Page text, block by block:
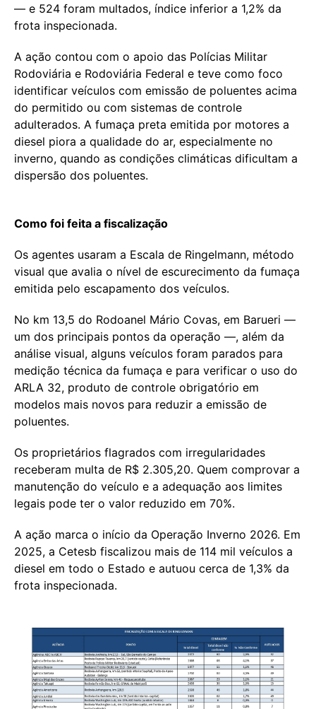
— e 524 foram multados, índice inferior a 1,2% da
frota inspecionada.
A ação contou com o apoio das Polícias Militar
Rodoviária e Rodoviária Federal e teve como foco
identificar veículos com emissão de poluentes acima
do permitido ou com sistemas de controle
adulterados. A fumaça preta emitida por motores a
diesel piora a qualidade do ar, especialmente no
inverno, quando as condições climáticas dificultam a
dispersão dos poluentes.
Como foi feita a fiscalização
Os agentes usaram a Escala de Ringelmann, método
visual que avalia o nível de escurecimento da fumaça
emitida pelo escapamento dos veículos.
No km 13,5 do Rodoanel Mário Covas, em Barueri —
um dos principais pontos da operação —, além da
análise visual, alguns veículos foram parados para
medição técnica da fumaça e para verificar o uso do
ARLA 32, produto de controle obrigatório em
modelos mais novos para reduzir a emissão de
poluentes.
Os proprietários flagrados com irregularidades
receberam multa de R$ 2.305,20. Quem comprovar a
manutenção do veículo e a adequação aos limites
legais pode ter o valor reduzido em 70%.
A ação marca o início da Operação Inverno 2026. Em
2025, a Cetesb fiscalizou mais de 114 mil veículos a
diesel em todo o Estado e autuou cerca de 1,3% da
frota inspecionada.